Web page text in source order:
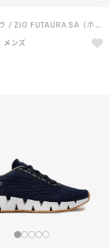
ジグ フタウラ / ZIG FUTAURA SA （ホワイト）